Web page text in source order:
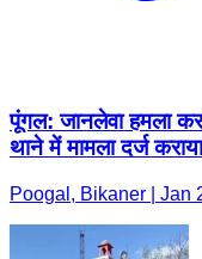
पूंगल: जानलेवा हमला
थाने में मामला दर्ज
Poogal, Bikaner | Jan